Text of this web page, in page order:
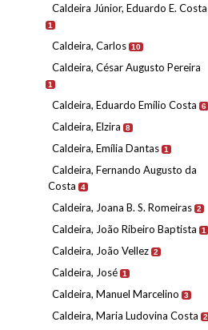
Caldeira Júnior, Eduardo E. Costa
1
Caldeira, Carlos 10
Caldeira, César Augusto Pereira
1
Caldeira, Eduardo Emílio Costa 6
Caldeira, Elzira 8
Caldeira, Emília Dantas 1
Caldeira, Fernando Augusto da
Costa
4
Caldeira, Joana B. S. Romeiras 2
Caldeira, João Ribeiro Baptista 1
Caldeira, João Vellez 2
Caldeira, José 1
Caldeira, Manuel Marcelino 3
Caldeira, Maria Ludovina Costa 2